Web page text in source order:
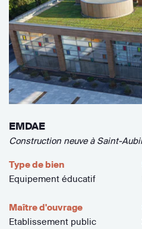
EMDAE
Construction neuve à Saint-
Type de bien
Equipement éducatif
Maître d'ouvrage
Etablissement public